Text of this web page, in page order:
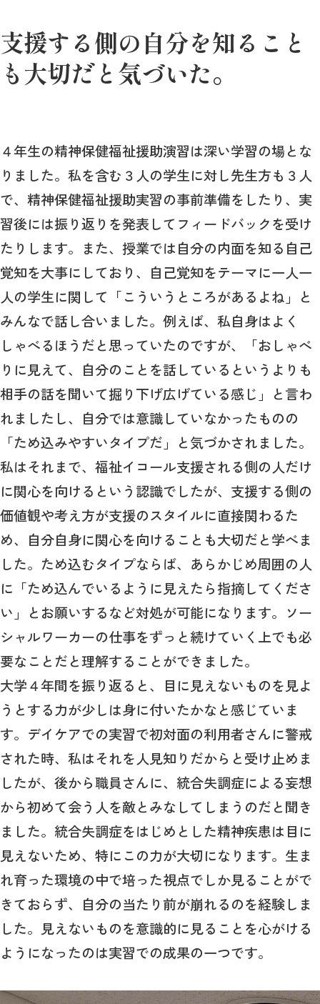
支援する側の自分を知ること
も大切だと気づいた。
４年生の精神保健福祉援助演習は深い学習の場とな
りました。私を含む３人の学生に対し先生方も３人
で、精神保健福祉援助実習の事前準備をしたり、実
習後には振り返りを発表してフィードバックを受け
たりします。また、授業では自分の内面を知る自己
覚知を大事にしており、自己覚知をテーマに一人一
人の学生に関して「こういうところがあるよね」と
みんなで話し合いました。例えば、私自身はよく
しゃべるほうだと思っていたのですが、「おしゃべ
りに見えて、自分のことを話しているというよりも
相手の話を聞いて掘り下げ広げている感じ」と言わ
れましたし、自分では意識していなかったものの
「ため込みやすいタイプだ」と気づかされました。
私はそれまで、福祉イコール支援される側の人だけ
に関心を向けるという認識でしたが、支援する側の
価値観や考え方が支援のスタイルに直接関わるた
め、自分自身に関心を向けることも大切だと学べま
した。ため込むタイプならば、あらかじめ周囲の人
に「ため込んでいるように見えたら指摘してくださ
い」とお願いするなど対処が可能になります。ソー
シャルワーカーの仕事をずっと続けていく上でも必
要なことだと理解することができました。
大学４年間を振り返ると、目に見えないものを見よ
うとする力が少しは身に付いたかなと感じていま
す。デイケアでの実習で初対面の利用者さんに警戒
された時、私はそれを人見知りだからと受け止めま
したが、後から職員さんに、統合失調症による妄想
から初めて会う人を敵とみなしてしまうのだと聞き
ました。統合失調症をはじめとした精神疾患は目に
見えないため、特にこの力が大切になります。生ま
れ育った環境の中で培った視点でしか見ることがで
きておらず、自分の当たり前が崩れるのを経験しま
した。見えないものを意識的に見ることを心がける
ようになったのは実習での成果の一つです。